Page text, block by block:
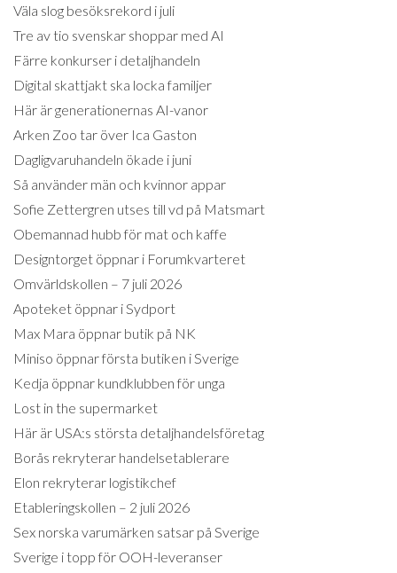
Väla slog besöksrekord i juli
Tre av tio svenskar shoppar med AI
Färre konkurser i detaljhandeln
Digital skattjakt ska locka familjer
Här är generationernas AI-vanor
Arken Zoo tar över Ica Gaston
Dagligvaruhandeln ökade i juni
Så använder män och kvinnor appar
Sofie Zettergren utses till vd på Matsmart
Obemannad hubb för mat och kaffe
Designtorget öppnar i Forumkvarteret
Omvärldskollen – 7 juli 2026
Apoteket öppnar i Sydport
Max Mara öppnar butik på NK
Miniso öppnar första butiken i Sverige
Kedja öppnar kundklubben för unga
Lost in the supermarket
Här är USA:s största detaljhandelsföretag
Borås rekryterar handelsetablerare
Elon rekryterar logistikchef
Etableringskollen – 2 juli 2026
Sex norska varumärken satsar på Sverige
Sverige i topp för OOH-leveranser